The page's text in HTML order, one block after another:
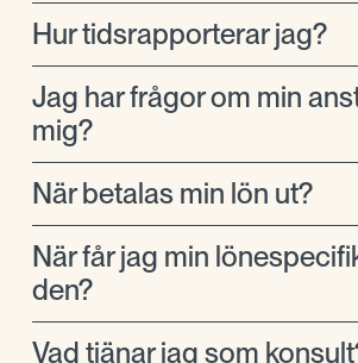
Hur tidsrapporterar jag?
Jag har frågor om min
mig?
När betalas min lön ut?
När får jag min
den?
Vad tjänar jag som